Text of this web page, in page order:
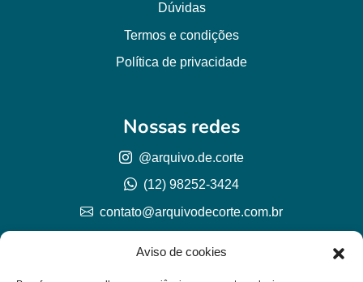
Aviso de cookies
Dúvidas
Termos e condições
Política de privacidade
Nossas redes
@arquivo.de.corte
(12) 98252-3424
contato@arquivodecorte.com.br